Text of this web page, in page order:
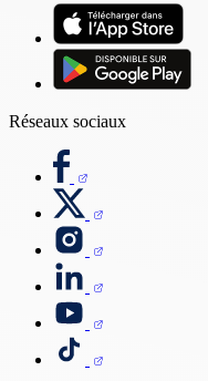
Réseaux sociaux